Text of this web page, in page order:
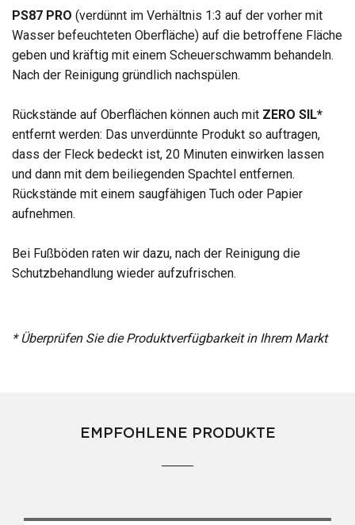
PS87 PRO (verdünnt im Verhältnis 1:3 auf der vorher mit
Wasser befeuchteten Oberfläche) auf die betroffene Fläche
geben und kräftig mit einem Scheuerschwamm behandeln.
Nach der Reinigung gründlich nachspülen.
Rückstände auf Oberflächen können auch mit ZERO SIL*
entfernt werden: Das unverdünnte Produkt so auftragen,
dass der Fleck bedeckt ist, 20 Minuten einwirken lassen
und dann mit dem beiliegenden Spachtel entfernen.
Rückstände mit einem saugfähigen Tuch oder Papier
aufnehmen.
Bei Fußböden raten wir dazu, nach der Reinigung die
Schutzbehandlung wieder aufzufrischen.
* Überprüfen Sie die Produktverfügbarkeit in Ihrem Markt
EMPFOHLENE PRODUKTE